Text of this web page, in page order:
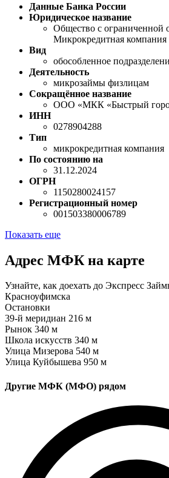
Данные Банка России
Юридическое название
Общество с ограниченной
Микрокредитная
Вид
обособленное
Деятельность
микрозаймы физлицам
Сокращённое название
ООО «МКК «Быстрый
ИНН
0278904288
Тип
микрокредитная компания
По состоянию на
31.12.2024
ОГРН
1150280024157
Регистрационный номер
001503380006789
Показать еще
Адрес МФК на карте
Узнайте, как доехать до Экспресс
Красноуфимска
Остановки
39-й меридиан 216 м
Рынок 340 м
Школа искусств 340 м
Улица Мизерова 540 м
Улица Куйбышева 950 м
Другие МФК (МФО) рядом